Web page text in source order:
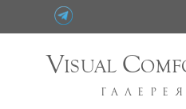
VISUAL C
ГАЛЕРЕЯ